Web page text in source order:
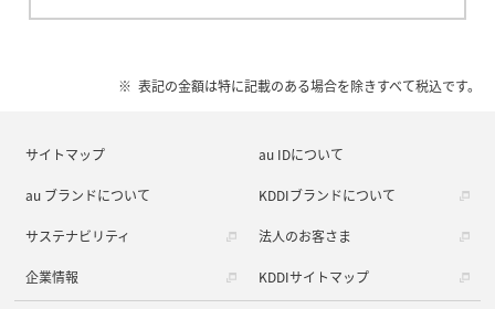
表記の金額は特に記載のある場合を除きすべて税込です。
サイトマップ au IDについて
au ブランドについて KDDIブランドについて
サステナビリティ 法人のお客さま
企業情報 KDDIサイトマップ